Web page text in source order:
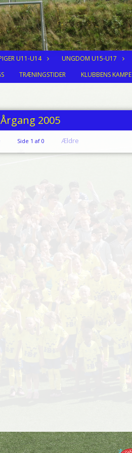
U11-U14 UNGDOM U15-U17
TRÆNINGSTIDER KLUBBENS KAMPE
Årgang 2005
Side 1 af 0 Ældre